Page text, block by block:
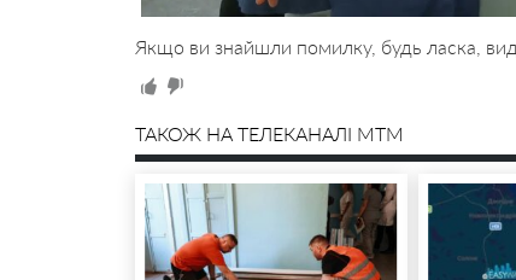
Якщо ви знайшли помилку, будь ласка,
ТАКОЖ НА ТЕЛЕКАНАЛІ MTM